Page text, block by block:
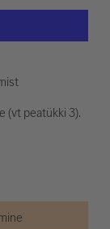
(vt peatükki 3).